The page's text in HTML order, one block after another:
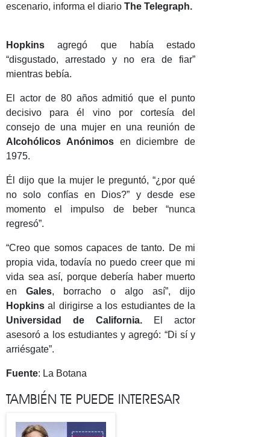
escenario, informa el diario The Telegraph.
Hopkins agregó que había estado
“disgustado, arrestado y no era de fiar”
mientras bebía.
El actor de 80 años admitió que el punto
decisivo para él vino por cortesía del
consejo de una mujer en una reunión de
Alcohólicos Anónimosen diciembre de
1975.
Él dijo que la mujer le preguntó, “¿por qué
no solo confías en Dios?” y desde ese
momento el impulso de beber “nunca
regresó”.
“Creo que somos capaces de tanto. De mi
propia vida, todavía no puedo creer que mi
vida sea así, porque debería haber muerto
enGales, borracho o algo así”, dijo
Hopkins al dirigirse a los estudiantes de la
Universidad de California. El actor
asesoró a los estudiantes y agregó: “Di sí y
arriésgate”.
Fuente: La Botana
TAMBIÉN TE PUEDE INTERESAR